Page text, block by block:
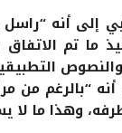
إلى أنه
ما تم
“بالرغم من
وهذا ما لا